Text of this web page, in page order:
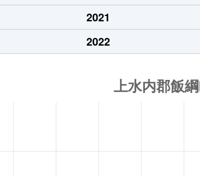
2021
2022